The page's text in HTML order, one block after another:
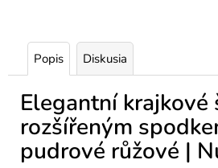
Popis Diskusia
Elegantní krajkové
rozšířeným
pudrové růžové |